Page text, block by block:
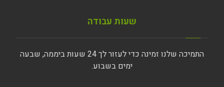
שעות עבודה
התמיכה שלנו זמינה כדי לעזור לך 24 שעות ביממה, שבעה
ימים בשבוע.